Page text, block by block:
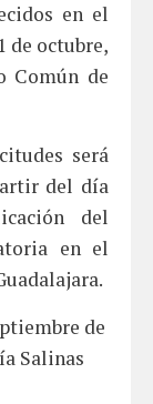
en el
de octubre,
Común de
será
del día
del
en el
de
Salinas